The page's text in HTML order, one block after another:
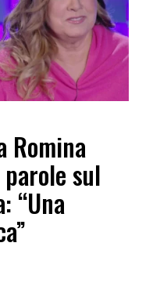
Romina
sul
“Una